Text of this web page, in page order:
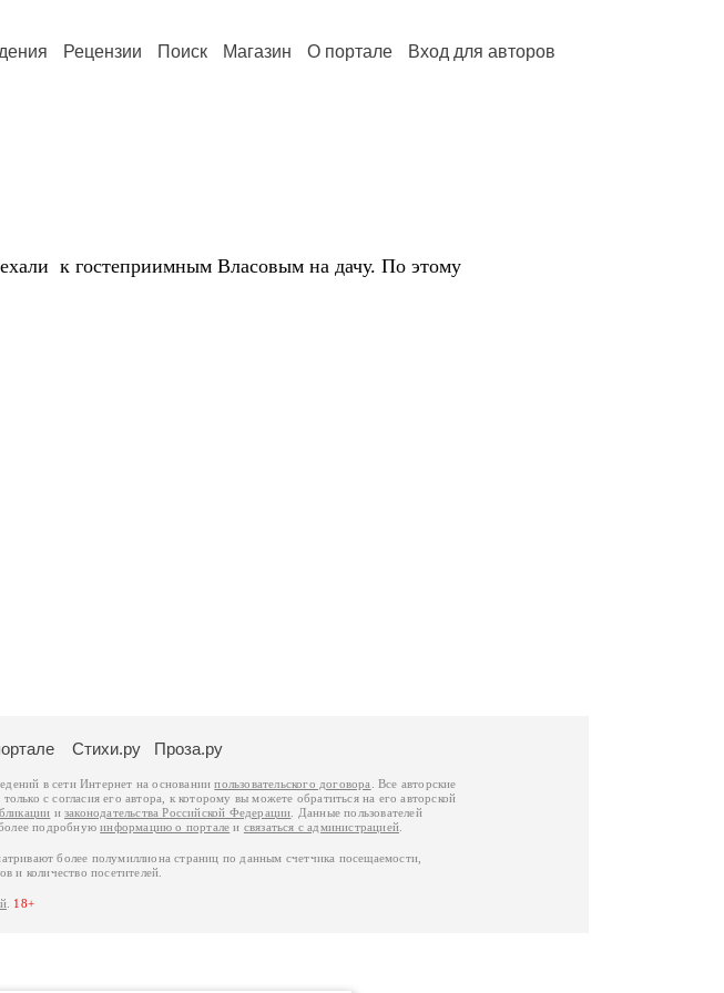
Рецензии Поиск Магазин О портале Вход для авторов
к гостеприимным Власовым на дачу. По этому
Стихи.ру Проза.ру
в сети Интернет на основаниипользовательского договора
. Все авторские
с согласия его автора, к которому вы можете обратиться на его авторской
изаконодательства Российской Федерации . Данные пользователей
подробнуюинформацию о портале и связаться с администрацией
более полумиллиона страниц по данным счетчика посещаемости,
и количество посетителей.
18+